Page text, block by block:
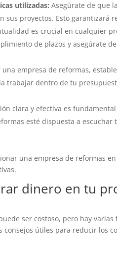
utilizadas: Asegúrate de que
sus proyectos. Esto garantizará
es crucial en cualquier
de plazos y asegúrate
empresa de reformas,
trabajar dentro de tu
clara y efectiva es
esté dispuesta a
una empresa de reformas
dinero en tu
ser costoso, pero hay
útiles para reducir los